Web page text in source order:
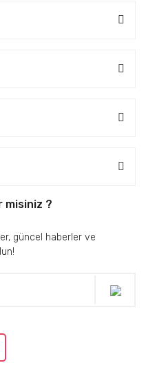
misiniz ?
güncel haberler ve